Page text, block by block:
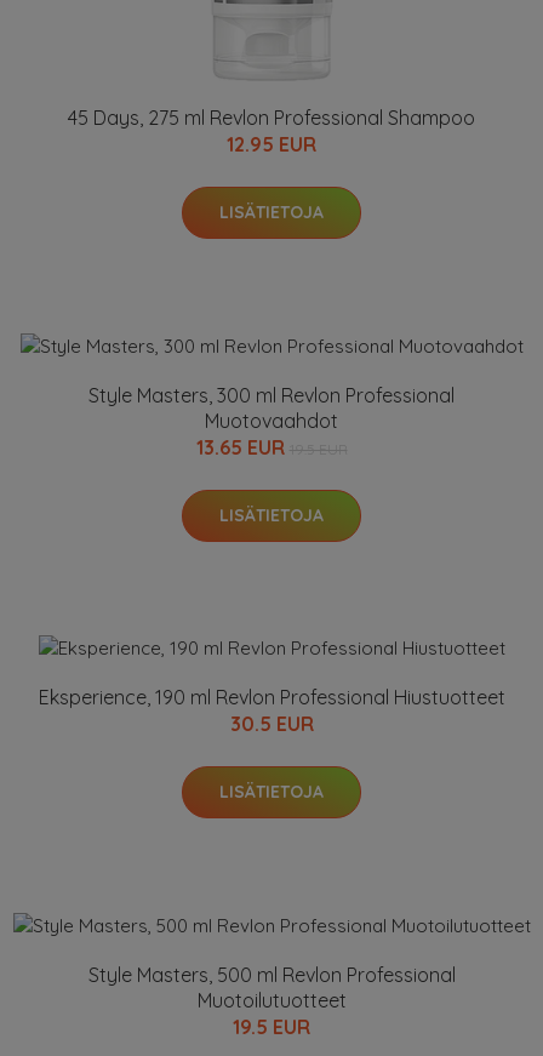
45 Days, 275 ml Revlon Professional Shampoo
12.95 EUR
LISÄTIETOJA
Style Masters, 300 ml Revlon Professional
Muotovaahdot
13.65 EUR
LISÄTIETOJA
Eksperience, 190 ml Revlon Professional Hiustuotteet
30.5 EUR
LISÄTIETOJA
Style Masters, 500 ml Revlon Professional
Muotoilutuotteet
19.5 EUR